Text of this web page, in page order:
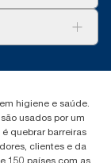
higiene e saúde.
usados por um
quebrar barreiras
clientes e da
150 países com as